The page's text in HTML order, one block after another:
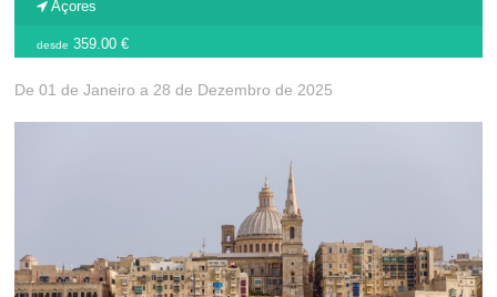
Açores
desde 359.00 €
De 01 de Janeiro a 28 de Dezembro de 2025